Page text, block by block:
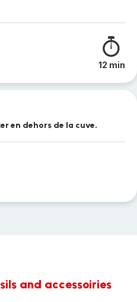
12 min
en dehors de la cuve.
and accessoiries